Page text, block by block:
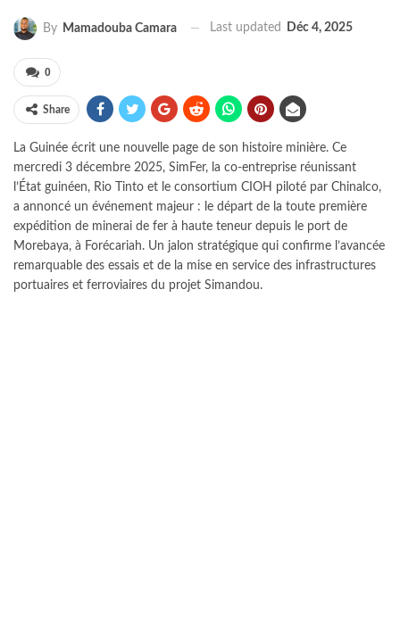
By Mamadouba Camara Last updated Déc 4, 2025
0
Share
La Guinée écrit une nouvelle page de son histoire minière. Ce
mercredi 3 décembre 2025, SimFer, la co-entreprise réunissant
l’État guinéen, Rio Tinto et le consortium CIOH piloté par Chinalco,
a annoncé un événement majeur : le départ de la toute première
expédition de minerai de fer à haute teneur depuis le port de
Morebaya, à Forécariah. Un jalon stratégique qui confirme l’avancée
remarquable des essais et de la mise en service des infrastructures
portuaires et ferroviaires du projet Simandou.